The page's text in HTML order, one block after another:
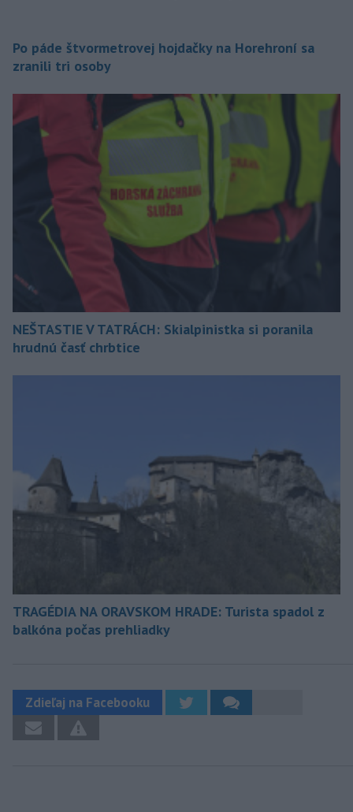
Po páde štvormetrovej hojdačky na Horehroní sa
zranili tri osoby
NEŠTASTIE V TATRÁCH: Skialpinistka si poranila
hrudnú časť chrbtice
TRAGÉDIA NA ORAVSKOM HRADE: Turista spadol z
balkóna počas prehliadky
Zdieľaj na Facebooku